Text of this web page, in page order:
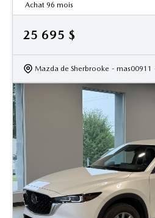
Achat 96 mois
25 695 $
Mazda de Sherbrooke - mas00911